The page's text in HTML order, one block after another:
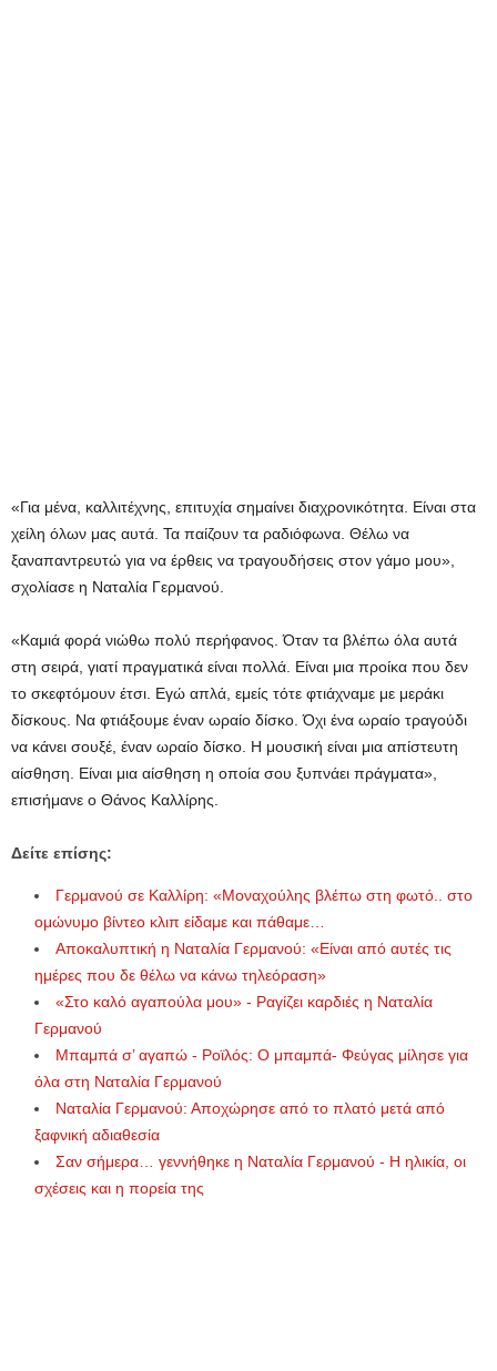
«Για μένα, καλλιτέχνης, επιτυχία σημαίνει διαχρονικότητα. Είναι στα
χείλη όλων μας αυτά. Τα παίζουν τα ραδιόφωνα. Θέλω να
ξαναπαντρευτώ για να έρθεις να τραγουδήσεις στον γάμο μου»,
σχολίασε η Ναταλία Γερμανού.
«Καμιά φορά νιώθω πολύ περήφανος. Όταν τα βλέπω όλα αυτά
στη σειρά, γιατί πραγματικά είναι πολλά. Είναι μια προίκα που δεν
το σκεφτόμουν έτσι. Εγώ απλά, εμείς τότε φτιάχναμε με μεράκι
δίσκους. Να φτιάξουμε έναν ωραίο δίσκο. Όχι ένα ωραίο τραγούδι
να κάνει σουξέ, έναν ωραίο δίσκο. Η μουσική είναι μια απίστευτη
αίσθηση. Είναι μια αίσθηση η οποία σου ξυπνάει πράγματα»,
επισήμανε ο Θάνος Καλλίρης.
Δείτε επίσης:
Γερμανού σε Καλλίρη: «Μοναχούλης βλέπω στη φωτό.. στο
ομώνυμο βίντεο κλιπ είδαμε και πάθαμε…
Αποκαλυπτική η Ναταλία Γερμανού: «Είναι από αυτές τις
ημέρες που δε θέλω να κάνω τηλεόραση»
«Στο καλό αγαπούλα μου» - Ραγίζει καρδιές η Ναταλία
Γερμανού
Μπαμπά σ’ αγαπώ - Ροϊλός: Ο μπαμπά- Φεύγας μίλησε για
όλα στη Ναταλία Γερμανού
Ναταλία Γερμανού: Αποχώρησε από το πλατό μετά από
ξαφνική αδιαθεσία
Σαν σήμερα… γεννήθηκε η Ναταλία Γερμανού - Η ηλικία, οι
σχέσεις και η πορεία της